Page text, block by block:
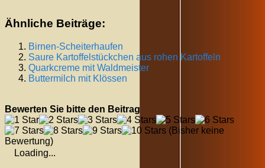
Ähnliche Beiträge:
Birnen-Scheiterhaufen
Saure Kartoffelstückchen aus rohen Kartoffeln
Quarkcreme mit Waldmeister
Buttermilch mit Klössen
Bewerten Sie bitte den Beitrag
(Bisher keine
Bewertung)
Loading...